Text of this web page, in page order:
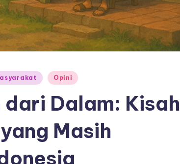
Opini
dari Dalam: Kisah
Masih